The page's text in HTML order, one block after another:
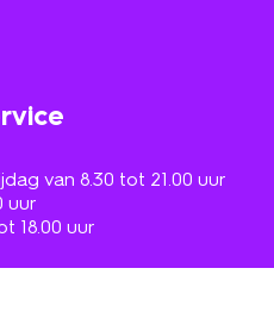
van 8.30 tot 21.00 uur
uur
18.00 uur